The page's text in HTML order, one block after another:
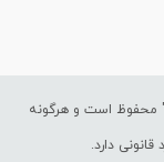
" محفوظ است و هرگونه
دارد.